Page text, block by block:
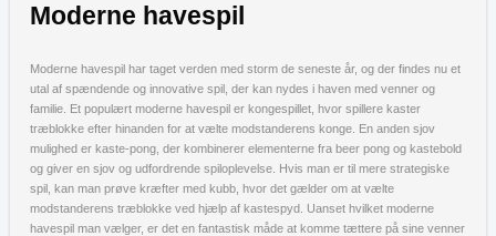
Moderne havespil
Moderne havespil har taget verden med storm de seneste år, og der findes nu et
utal af spændende og innovative spil, der kan nydes i haven med venner og
familie. Et populært moderne havespil er kongespillet, hvor spillere kaster
træblokke efter hinanden for at vælte modstanderens konge. En anden sjov
mulighed er kaste-pong, der kombinerer elementerne fra beer pong og kastebold
og giver en sjov og udfordrende spiloplevelse. Hvis man er til mere strategiske
spil, kan man prøve kræfter med kubb, hvor det gælder om at vælte
modstanderens træblokke ved hjælp af kastespyd. Uanset hvilket moderne
havespil man vælger, er det en fantastisk måde at komme tættere på sine venner